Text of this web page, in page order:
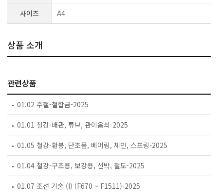
사이즈 A4
상품 소개
관련상품
01.02 주철-철합금-2025
01.01 철강-배관, 튜브, 관이음쇠-2025
01.05 철강-환봉, 단조품, 베어링, 체인, 스프링-2025
01.04 철강-구조용, 보강용, 선박, 철도-2025
01.07 조선 기술 (I) (F670 ~ F1511)-2025